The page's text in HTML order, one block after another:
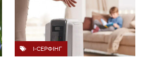
I-СЕРФІНГ